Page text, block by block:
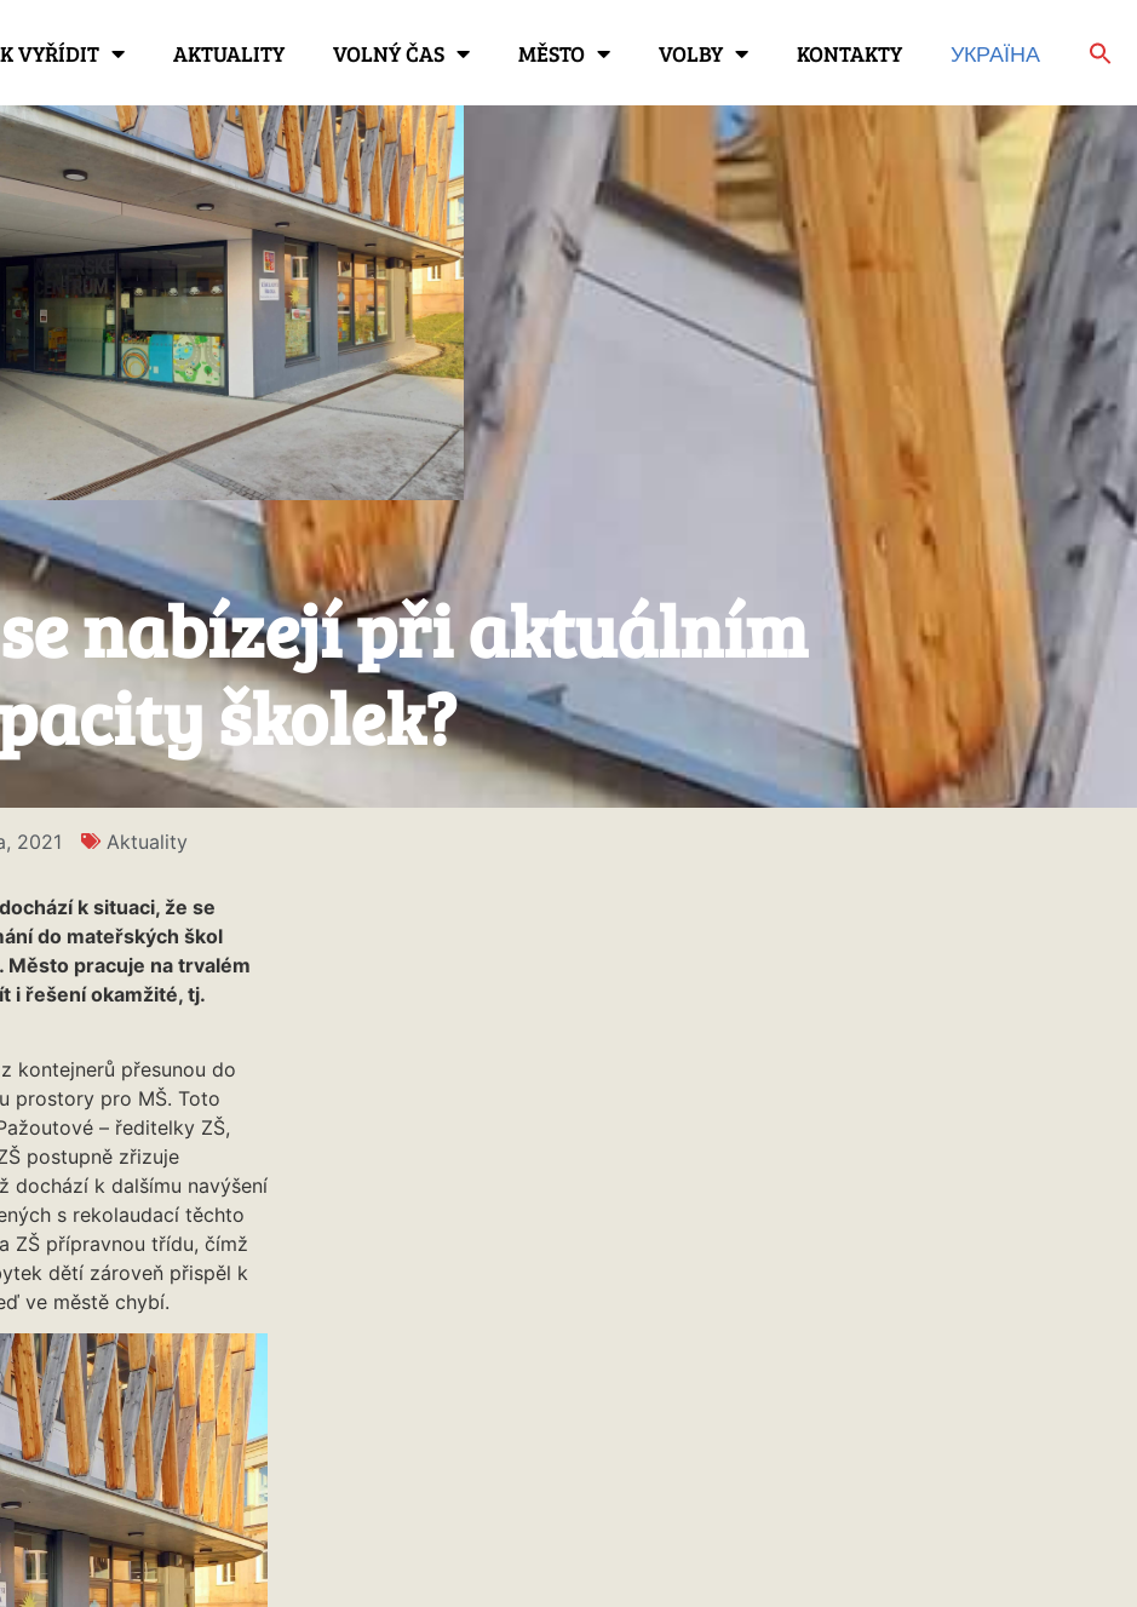
VYŘÍDIT AKTUALITY VOLNÝ ČAS MĚSTO VOLBY KONTAKTY УКРАЇНА
nabízejí při aktuálním
školek?
2021 Aktuality
k situaci, že se
do mateřských škol
Město pracuje na trvalém
i řešení okamžité, tj.
kontejnerů přesunou do
prostory pro MŠ. Toto
– ředitelky ZŠ,
postupně zřizuje
dochází k dalšímu navýšení
s rekolaudací těchto
ZŠ přípravnou třídu, čímž
dětí zároveň přispěl k
ve městě chybí.